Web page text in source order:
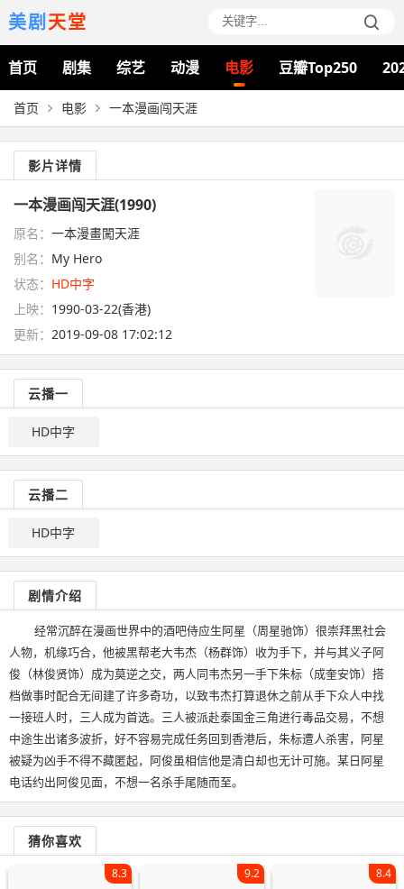
美剧天堂
首页 剧集 综艺 动漫 电影 豆瓣Top250
首页 电影 一本漫画闯天涯
影片详情
一本漫画闯天涯(1990)
原名： 一本漫畫闖天涯
别名： My Hero
状态： HD中字
上映： 1990-03-22(香港)
更新： 2019-09-08 17:02:12
云播一
HD中字
云播二
HD中字
剧情介绍
经常沉醉在漫画世界中的酒吧侍应生阿星（周星驰饰）很崇拜黑社会
人物，机缘巧合，他被黑帮老大韦杰（杨群饰）收为手下，并与其义子阿
俊（林俊贤饰）成为莫逆之交，两人同韦杰另一手下朱标（成奎安饰）搭
档做事时配合无间建了许多奇功，以致韦杰打算退休之前从手下众人中找
一接班人时，三人成为首选。三人被派赴泰国金三角进行毒品交易，不想
中途生出诸多波折，好不容易完成任务回到香港后，朱标遭人杀害，阿星
被疑为凶手不得不藏匿起，阿俊虽相信他是清白却也无计可施。某日阿星
电话约出阿俊见面，不想一名杀手尾随而至。
猜你喜欢
8.3 9.2 8.4